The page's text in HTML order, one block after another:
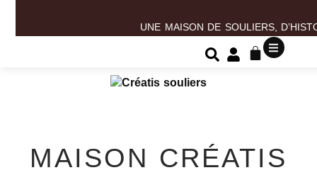
UNE MAISON DE SOULIERS,
MAISON CRÉATIS